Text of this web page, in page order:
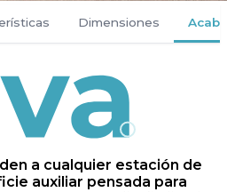
Dimensiones
a cualquier estación de
auxiliar pensada para